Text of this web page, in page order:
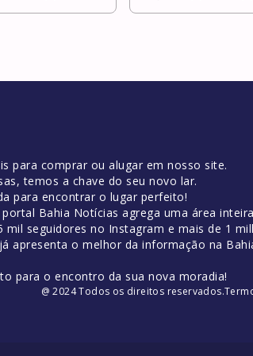
para comprar ou alugar em nosso site.
temos a chave do seu novo lar.
para encontrar o lugar perfeito!
Bahia Notícias agrega uma área
seguidores no Instagram e mais de 1
apresenta o melhor da informação na
para o encontro da sua nova moradia!
@ 2024 Todos os direitos reservados.